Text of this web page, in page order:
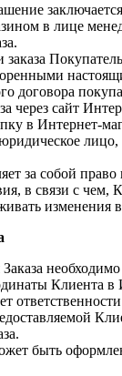
в лице
договора
через сайт
в Интернет-
лицо,
за собой
в связи с чем,
изменения
необходимо
Клиента в
быть